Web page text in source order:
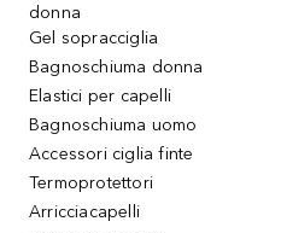
donna
Gel sopracciglia
Bagnoschiuma donna
Elastici per capelli
Bagnoschiuma uomo
Accessori ciglia finte
Termoprotettori
Arricciacapelli